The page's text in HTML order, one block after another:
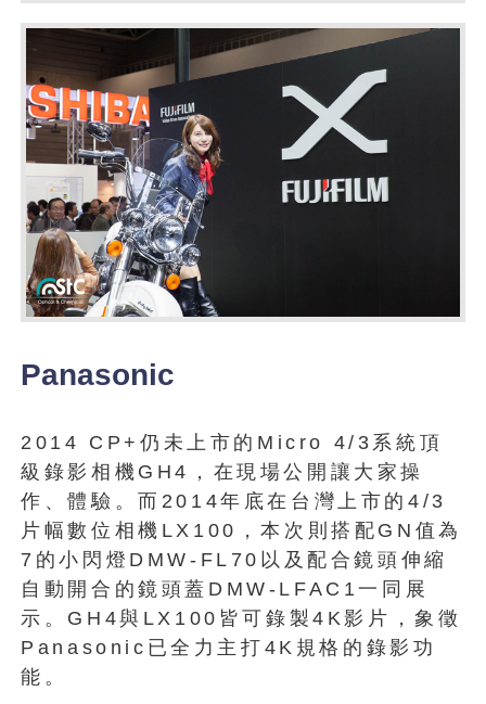
Panasonic
2014 CP+仍未上市的Micro 4/3系統頂
級錄影相機GH4，在現場公開讓大家操
作、體驗。而2014年底在台灣上市的4/3
片幅數位相機LX100，本次則搭配GN值為
7的小閃燈DMW-FL70以及配合鏡頭伸縮
自動開合的鏡頭蓋DMW-LFAC1一同展
示。GH4與LX100皆可錄製4K影片，象徵
Panasonic已全力主打4K規格的錄影功
能。